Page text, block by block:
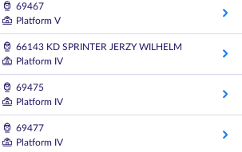
69467
Platform V
66143 KD SPRINTER JERZY WILHELM
Platform IV
69475
Platform IV
69477
Platform IV